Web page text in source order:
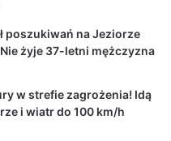
poszukiwań na Jeziorze
żyje 37-letni mężczyzna
w strefie zagrożenia! Idą
i wiatr do 100 km/h